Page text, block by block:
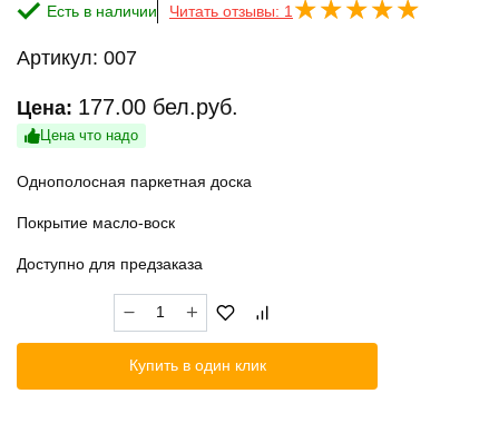
Есть в наличии Читать отзывы: 1
Артикул: 007
Цена: 177.00 бел.руб.
Цена что надо
Однополосная паркетная доска
Покрытие масло-воск
Доступно для предзаказа
Количество
товара
ЭКСТРА
Купить в один клик